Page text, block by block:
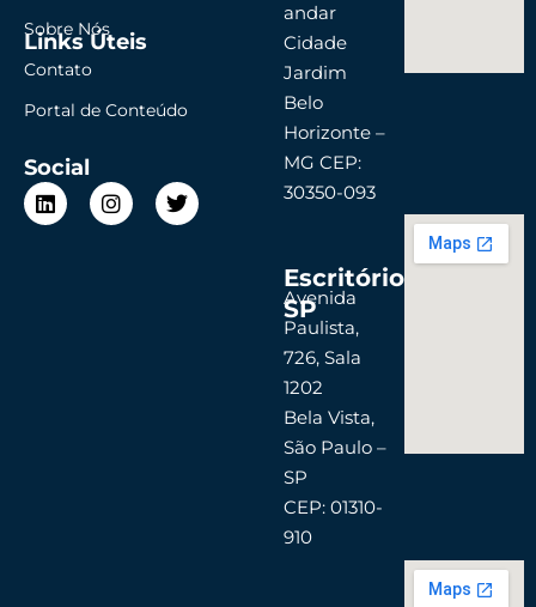
Links Úteis
Sobre Nós
Contato
Portal de Conteúdo
Social
L
i
I
n
T
w
andar
Cidade
Jardim
Belo
Horizonte –
MG CEP:
30350-093
Escritório
SP
Avenida
Paulista,
726, Sala
1202
Bela Vista,
São Paulo –
SP
CEP: 01310-
910